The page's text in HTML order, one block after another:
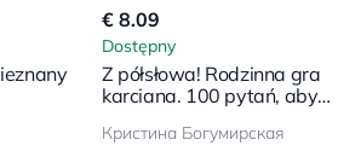
€ 8.09
Dostępny
Z półsłowa! Rodzinna gra
karciana. 100 pytań, aby
jeszcze bliżej
Кристина Богумирская